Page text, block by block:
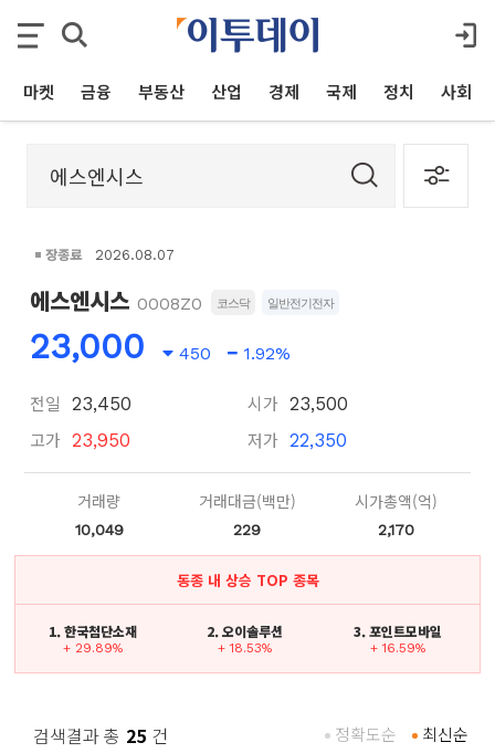
마켓 금융 부동산 산업 경제 국제 정치 사회
장종료 2026.08.07
에스엔시스 0008Z0 코스닥 일반전기전자
23,000 450 1.92%
전일 23,450
고가 23,950
시가 23,500
저가 22,350
거래량
10,049
거래대금(백만)
229
시가총액(억)
2,170
동종 내 상승 TOP 종목
1. 한국첨단소재
+ 29.89%
2. 오이솔루션
+ 18.53%
3. 포인트모바일
+ 16.59%
검색결과 총 25 건 최신순
정확도순